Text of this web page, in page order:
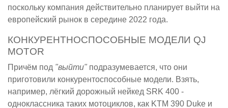
поскольку компания действительно планирует выйти на
европейский рынок в середине 2022 года.
КОНКУРЕНТНОСПОСОБНЫЕ МОДЕЛИ QJ
MOTOR
Причём под "выйти" подразумевается, что они
приготовили конкурентоспособные модели. Взять,
например, лёгкий дорожный нейкед SRK 400 -
одноклассника таких мотоциклов, как KTM 390 Duke и